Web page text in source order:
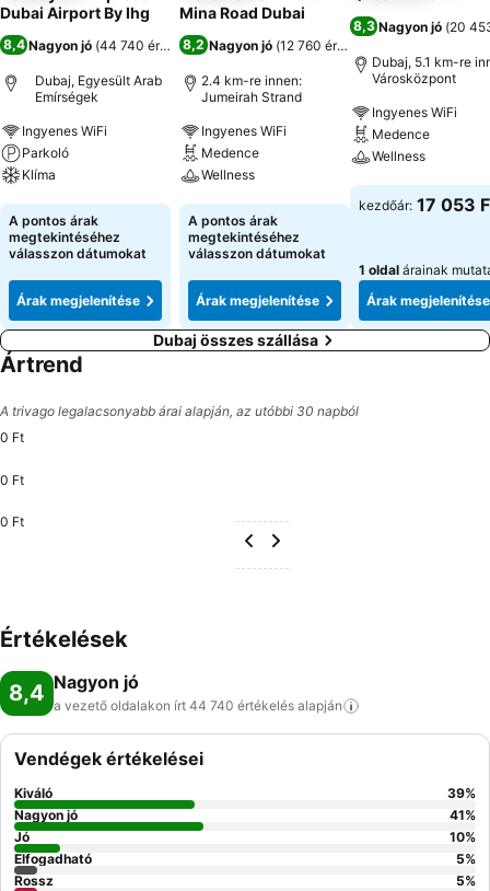
Dubai Airport By Ihg
8,4 Nagyon jó (44 740 értékelés)
Dubaj, Egyesült Arab
Emírségek
Ingyenes WiFi
Parkoló
Klíma
Árak megjelenítése
A pontos árak
megtekintéséhez
válasszon dátumokat
Árak megjelenítése
Mina Road Dubai
8,2 Nagyon jó (12 760 értékelés
2.4 km-re innen:
Jumeirah Strand
Ingyenes WiFi
Medence
Wellness
Árak megjelenítése
A pontos árak
megtekintéséhez
válasszon dátumokat
Árak megjelenítése
8,3 Nagyon jó (20
Dubaj, 5.1 km-re
Városközpont
Ingyenes WiFi
Medence
Wellness
Árak
kezdőár: 17 053
1 oldal árainak
Árak megjelenítése
Dubaj összes szállása
Ártrend
A trivago legalacsonyabb árai alapján, az utóbbi 30 napból
0 Ft
0 Ft
0 Ft
Értékelések
8,4 Nagyon jó
a vezető oldalakon írt 44 740 értékelés alapján
Vendégek értékelései
Kiváló 39%
Nagyon jó
41%
Jó
10%
Elfogadható
5%
Rossz
5%